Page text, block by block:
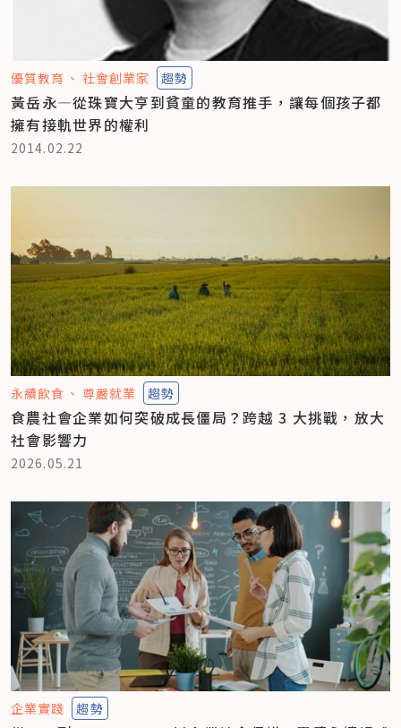
優質教育 社會創業家 趨勢
黃岳永—從珠寶大亨到貧童的教育推手，讓每個孩子都
擁有接軌世界的權利
2014.02.22
永續飲食 尊嚴就業 趨勢
食農社會企業如何突破成長僵局？跨越 3 大挑戰，放大
社會影響力
2026.05.21
企業實踐 趨勢